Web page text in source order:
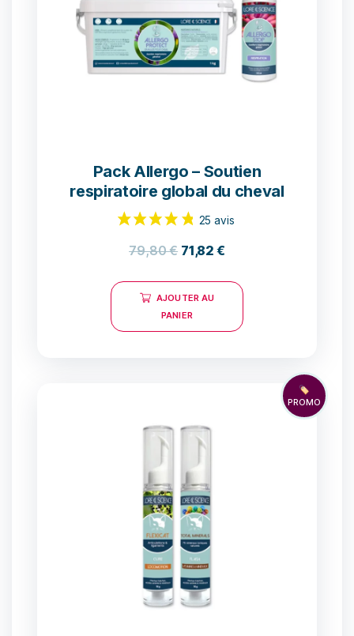
Pack Allergo – Soutien
respiratoire global du cheval
79,80€ 71,82 €
AJOUTER AU
PANIER
🏷️
PROMO